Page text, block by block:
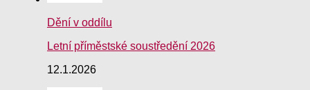
Dění v oddílu
Letní příměstské soustředění 2026
12.1.2026